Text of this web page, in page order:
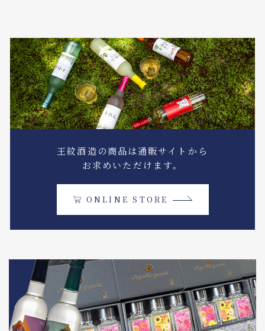
王紋酒造の商品は通販サイトから
お求めいただけます。
ONLINE STORE